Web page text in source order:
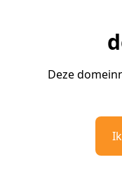
Deze